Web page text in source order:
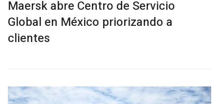
Maersk abre Centro de Servicio
Global en México priorizando a
clientes